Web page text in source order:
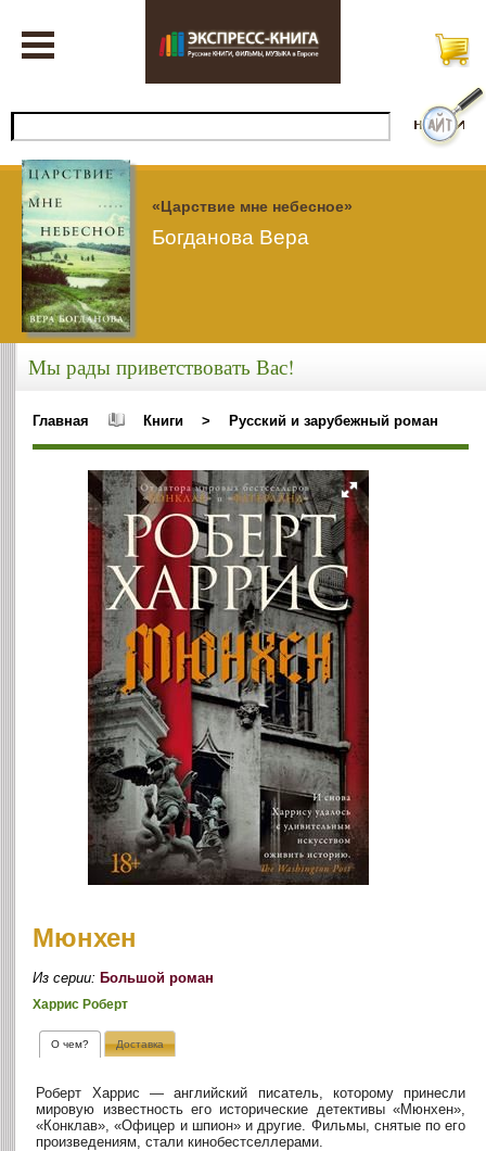
«Царствие мне небесное»
Богданова Вера
Мы рады приветствовать Вас!
Главная Книги > Русский и зарубежный роман
Мюнхен
Из серии:Большой роман
Харрис Роберт
О чем? Доставка
Роберт Харрис — английский писатель, которому принесли
мировую известность его исторические детективы «Мюнхен»,
«Конклав», «Офицер и шпион» и другие. Фильмы, снятые по его
произведениям, стали кинобестселлерами.